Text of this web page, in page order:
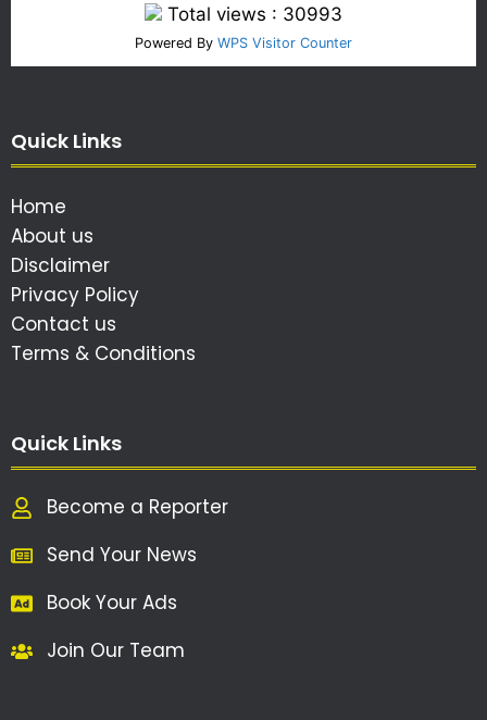
Total views : 30993
Powered By WPS Visitor Counter
Quick Links
Home
About us
Disclaimer
Privacy Policy
Contact us
Terms & Conditions
Quick Links
Become a Reporter
Send Your News
Book Your Ads
Join Our Team